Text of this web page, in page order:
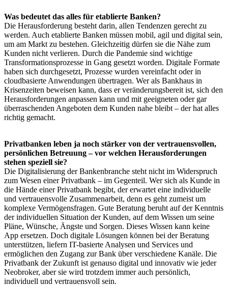
Was bedeutet das alles für etablierte Banken?
Die Herausforderung besteht darin, allen Tendenzen gerecht zu
werden. Auch etablierte Banken müssen mobil, agil und digital sein,
um am Markt zu bestehen. Gleichzeitig dürfen sie die Nähe zum
Kunden nicht verlieren. Durch die Pandemie sind wichtige
Transformationsprozesse in Gang gesetzt worden. Digitale Formate
haben sich durchgesetzt, Prozesse wurden vereinfacht oder in
cloudbasierte Anwendungen übertragen. Wer als Bankhaus in
Krisenzeiten beweisen kann, dass er veränderungsbereit ist, sich den
Herausforderungen anpassen kann und mit geeigneten oder gar
überraschenden Angeboten dem Kunden nahe bleibt – der hat alles
richtig gemacht.
Privatbanken leben ja noch stärker von der vertrauensvollen,
persönlichen Betreuung – vor welchen Herausforderungen
stehen speziell sie?
Die Digitalisierung der Bankenbranche steht nicht im Widerspruch
zum Wesen einer Privatbank – im Gegenteil. Wer sich als Kunde in
die Hände einer Privatbank begibt, der erwartet eine individuelle
und vertrauensvolle Zusammenarbeit, denn es geht zumeist um
komplexe Vermögensfragen. Gute Beratung beruht auf der Kenntnis
der individuellen Situation der Kunden, auf dem Wissen um seine
Pläne, Wünsche, Ängste und Sorgen. Dieses Wissen kann keine
App ersetzen. Doch digitale Lösungen können bei der Beratung
unterstützen, liefern IT-basierte Analysen und Services und
ermöglichen den Zugang zur Bank über verschiedene Kanäle. Die
Privatbank der Zukunft ist genauso digital und innovativ wie jeder
Neobroker, aber sie wird trotzdem immer auch persönlich,
individuell und vertrauensvoll sein.